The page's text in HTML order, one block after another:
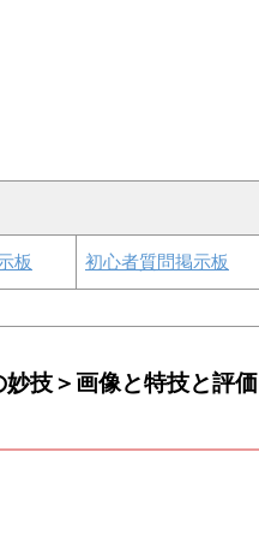
板 初心者質問掲示板
技＞画像と特技と評価